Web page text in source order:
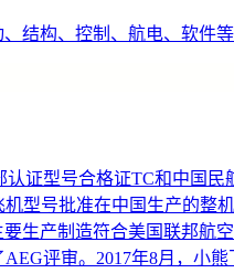
结构、控制、航电、软件
认证型号合格证TC和中国
型号批准在中国生产的
生产制造符合美国联邦航
评审。2017年8月，小